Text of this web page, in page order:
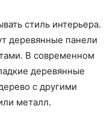
стиль интерьера.
деревянные панели
В современном
деревянные
с другими
металл.